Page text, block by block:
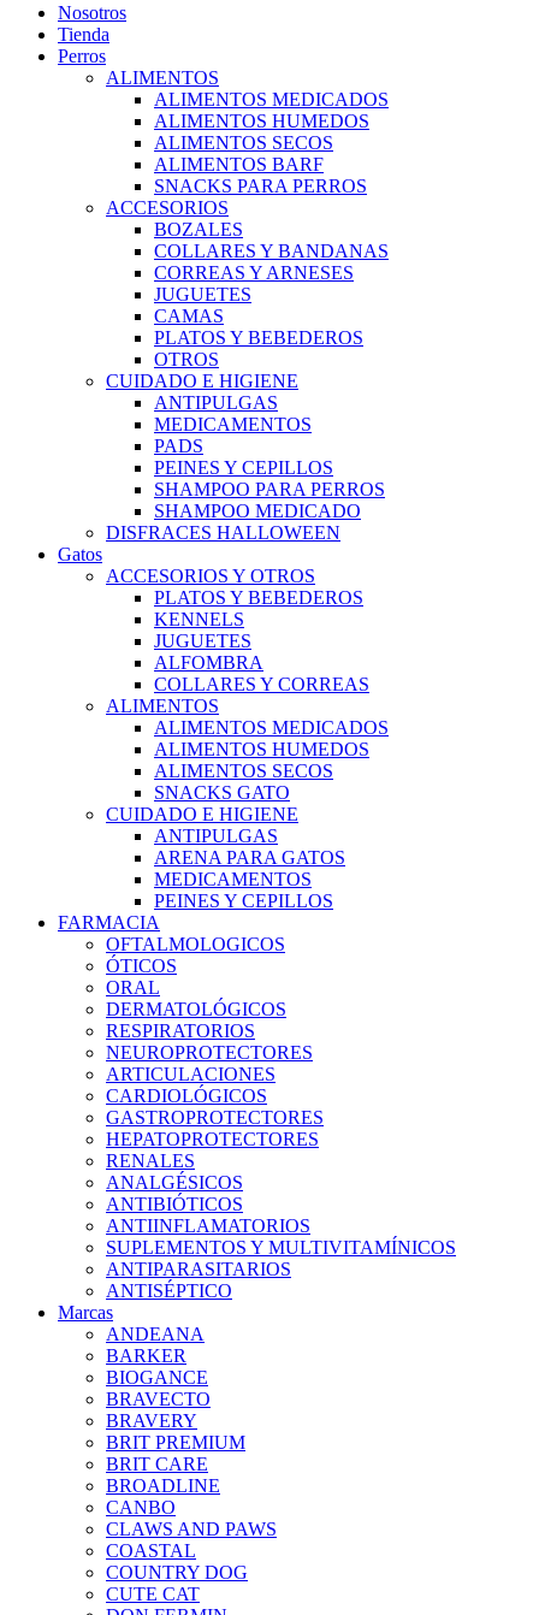
Nosotros
Tienda
Perros
ALIMENTOS
ALIMENTOS MEDICADOS
ALIMENTOS HUMEDOS
ALIMENTOS SECOS
ALIMENTOS BARF
SNACKS PARA PERROS
ACCESORIOS
BOZALES
COLLARES Y BANDANAS
CORREAS Y ARNESES
JUGUETES
CAMAS
PLATOS Y BEBEDEROS
OTROS
CUIDADO E HIGIENE
ANTIPULGAS
MEDICAMENTOS
PADS
PEINES Y CEPILLOS
SHAMPOO PARA PERROS
SHAMPOO MEDICADO
DISFRACES HALLOWEEN
Gatos
ACCESORIOS Y OTROS
PLATOS Y BEBEDEROS
KENNELS
JUGUETES
ALFOMBRA
COLLARES Y CORREAS
ALIMENTOS
ALIMENTOS MEDICADOS
ALIMENTOS HUMEDOS
ALIMENTOS SECOS
SNACKS GATO
CUIDADO E HIGIENE
ANTIPULGAS
ARENA PARA GATOS
MEDICAMENTOS
PEINES Y CEPILLOS
FARMACIA
OFTALMOLOGICOS
ÓTICOS
ORAL
DERMATOLÓGICOS
RESPIRATORIOS
NEUROPROTECTORES
ARTICULACIONES
CARDIOLÓGICOS
GASTROPROTECTORES
HEPATOPROTECTORES
RENALES
ANALGÉSICOS
ANTIBIÓTICOS
ANTIINFLAMATORIOS
SUPLEMENTOS Y MULTIVITAMÍNICOS
ANTIPARASITARIOS
ANTISÉPTICO
Marcas
ANDEANA
BARKER
BIOGANCE
BRAVECTO
BRAVERY
BRIT PREMIUM
BRIT CARE
BROADLINE
CANBO
CLAWS AND PAWS
COASTAL
COUNTRY DOG
CUTE CAT